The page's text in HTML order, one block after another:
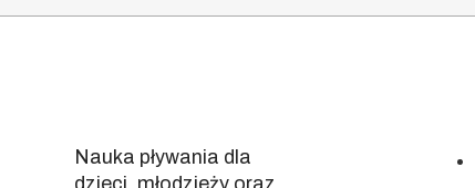
Nauka pływania dla